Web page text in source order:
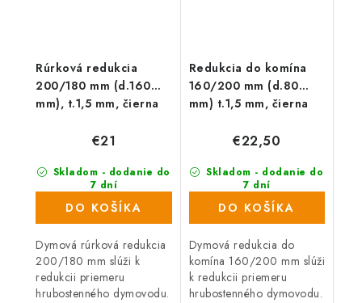
Rúrková redukcia
200/180 mm (d.160
mm), t.1,5 mm, čierna
Skladom - dodanie do
7 dní
(18 ks)
€21
DO KOŠÍKA
Dymová rúrková redukcia
200/180 mm slúži k
redukcii priemeru
hrubostenného dymovodu.
Redukcia do komína
160/200 mm (d.80
mm) t.1,5 mm, čierna
Skladom - dodanie do
7 dní
(27 ks)
€22,50
DO KOŠÍKA
Dymová redukcia do
komína 160/200 mm slúži
k redukcii priemeru
hrubostenného dymovodu.